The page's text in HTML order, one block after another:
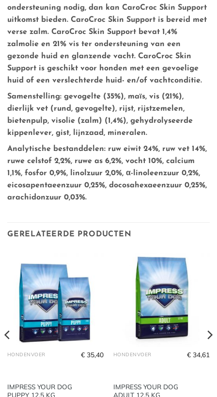
ondersteuning nodig, dan kan CaroCroc Skin Support
uitkomst bieden. CaroCroc Skin Support is bereid met
verse zalm. CaroCroc Skin Support bevat 1,4%
zalmolie en 21% vis ter ondersteuning van een
gezonde huid en glanzende vacht. CaroCroc Skin
Support is geschikt voor honden met een gevoelige
huid of een verslechterde huid- en/of vachtconditie.
Samenstelling: gevogelte (35%), maïs, vis (21%),
dierlijk vet (rund, gevogelte), rijst, rijstzemelen,
bietenpulp, visolie (zalm) (1,4%), gehydrolyseerde
kippenlever, gist, lijnzaad, mineralen.
Analytische bestanddelen: ruw eiwit 24%, ruw vet 14%,
ruwe celstof 2,2%, ruwe as 6,2%, vocht 10%, calcium
1,1%, fosfor 0,9%, linolzuur 2,0%, α-linoleenzuur 0,2%,
eicosapentaeenzuur 0,25%, docosahexaeenzuur 0,25%,
arachidonzuur 0,03%.
GERELATEERDE PRODUCTEN
HONDENVOER
IMPRESS YOUR DOG
PUPPY 12.5 KG
€ 35,40 HONDENVOER
IMPRESS YOUR DOG
ADULT 12.5 KG
€ 34,61